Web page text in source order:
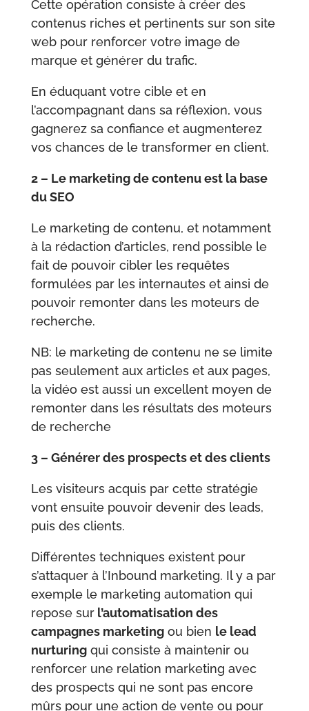
Cette opération consiste à créer des
contenus riches et pertinents sur son site
web pour renforcer votre image de
marque et générer du trafic.
En éduquant votre cible et en
l’accompagnant dans sa réflexion, vous
gagnerez sa confiance et augmenterez
vos chances de le transformer en client.
2 – Le marketing de contenu est la base
du SEO
Le marketing de contenu, et notamment
à la rédaction d’articles, rend possible le
fait de pouvoir cibler les requêtes
formulées par les internautes et ainsi de
pouvoir remonter dans les moteurs de
recherche.
NB: le marketing de contenu ne se limite
pas seulement aux articles et aux pages,
la vidéo est aussi un excellent moyen de
remonter dans les résultats des moteurs
de recherche
3 – Générer des prospects et des clients
Les visiteurs acquis par cette stratégie
vont ensuite pouvoir devenir des leads,
puis des clients.
Différentes techniques existent pour
s’attaquer à l’Inbound marketing. Il y a par
exemple le marketing automation qui
repose surl’automatisation des
campagnes marketingou bien le lead
nurturingqui consiste à maintenir ou
renforcer une relation marketing avec
des prospects qui ne sont pas encore
mûrs pour une action de vente ou pour